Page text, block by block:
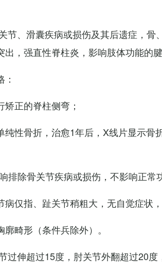
节、滑囊疾病或损伤及其后遗症，
，强直性脊柱炎，影响肢体功能的腱
矫正的脊柱侧弯；
纯性骨折，治愈1年后，X线片显示
排除骨关节疾病或损伤，不影响正常
病仅指、趾关节稍粗大，无自觉症状
廓畸形（条件兵除外）。
过伸超过15度，肘关节外翻超过20